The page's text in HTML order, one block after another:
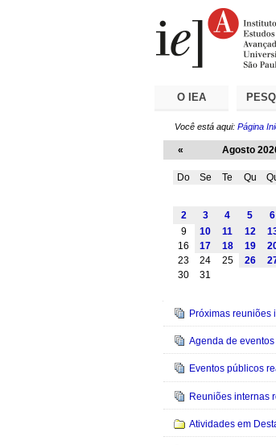
O IEA
Você está aqui: Página
« Agosto
Do Se Te Qu
2
3 4 5 6
9
10 11 12
16
17 18 19
23
24 25 26
30
31
Navegação
Próximas reuniões
Agenda de eventos
Eventos públicos
Reuniões internas
Atividades em